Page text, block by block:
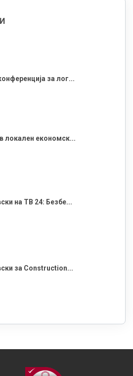
за лог...
локален економск...
на ТВ 24: Безбе...
за Construction...